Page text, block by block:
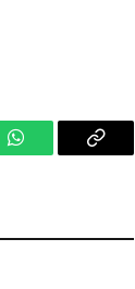
WhatsAppCopy